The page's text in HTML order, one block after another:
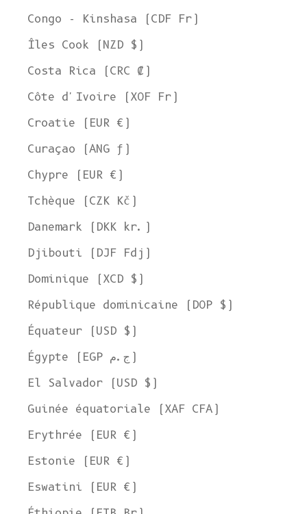
Congo - Kinshasa (CDF Fr)
Îles Cook (NZD $)
Costa Rica (CRC ₡)
Côte d'Ivoire (XOF Fr)
Croatie (EUR €)
Curaçao (ANG ƒ)
Chypre (EUR €)
Tchèque (CZK Kč)
Danemark (DKK kr.)
Djibouti (DJF Fdj)
Dominique (XCD $)
République dominicaine (DOP $)
Équateur (USD $)
Égypte (EGP ج.م)
El Salvador (USD $)
Guinée équatoriale (XAF CFA)
Erythrée (EUR €)
Estonie (EUR €)
Eswatini (EUR €)